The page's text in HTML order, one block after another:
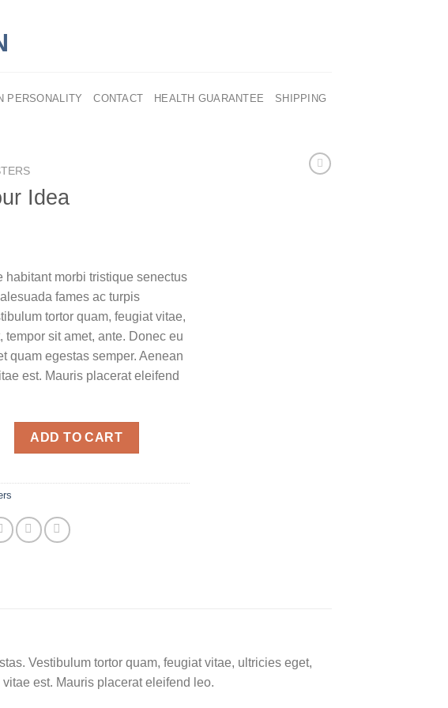
PERSONALITY CONTACT HEALTH GUARANTEE SHIPPING
Idea
habitant morbi tristique senectus
fames ac turpis
tortor quam, feugiat vitae,
tempor sit amet, ante. Donec eu
quam egestas semper. Aenean
est. Mauris placerat eleifend
quantity
ADD TO CART
Vestibulum tortor quam, feugiat vitae, ultricies eget,
est. Mauris placerat eleifend leo.